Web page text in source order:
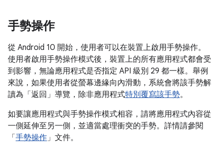
手勢操作
從 Android 10 開始，使用者可以在裝置上啟用手勢操作。
使用者啟用手勢操作模式後，裝置上的所有應用程式都會受
到影響，無論應用程式是否指定 API 級別 29 都一樣。舉例
來說，如果使用者從螢幕邊緣向內滑動，系統會將該手勢解
讀為「返回」導覽，除非應用程式特別覆寫該手勢。
如要讓應用程式與手勢操作模式相容，請將應用程式內容從
一側延伸至另一側，並適當處理衝突的手勢。詳情請參閱
「 手勢操作」文件。